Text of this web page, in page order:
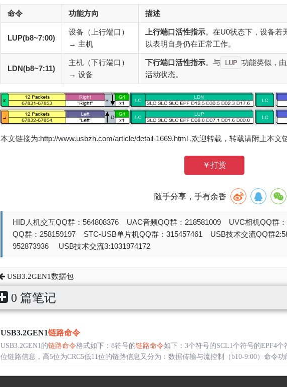
命令 功能方向 描述
LUP(b8~7:00)
设备（上行端口）
→ 主机
上行端口活性指示。在U0状态下，设备若
以表明自身仍在正常工作。
LDN(b8~7:11)
主机（下行端口）
→ 设备
下行端口活性指示。与 LUP 功能类似，
活动状态。
本文链接为:http://www.usbzh.com/article/detail-1669.html ,欢迎转载，转载请附上本文
￥打赏
随手分享，手有余香
HID人机交互QQ群：564808376 UAC音频QQ群：218581009 UVC相机QQ群
QQ群：258159197 STC-USB单片机QQ群：315457461 USB技术交流QQ群
952873936 USB技术交流3:1031974172
USB3.2GEN1数据包
0 篇笔记
USB3.2GEN1链路命令
USB3.2GEN1的链路命令格式如下：8符号的链路命令如下：3个符号的SCL1个符号的EPF4个
位链路信息，高5位为CRC5低11位的链路信息又分为：数据传输与流控制（b10-9:00）命令功